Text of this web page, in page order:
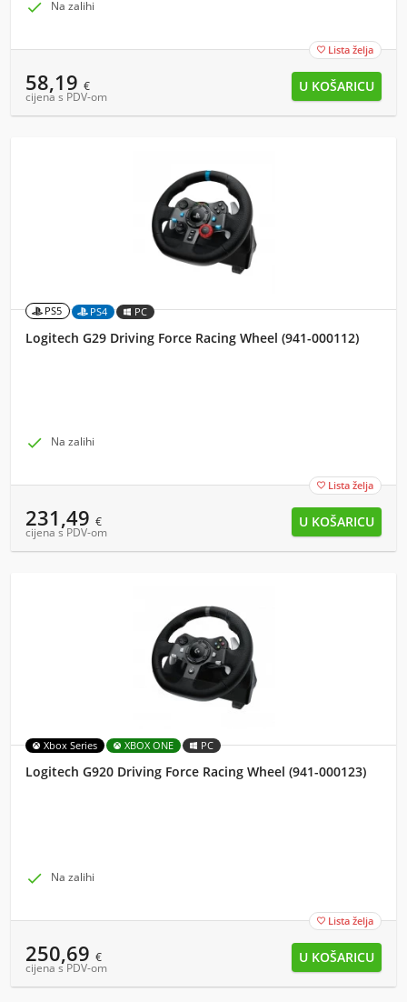
 Na zalihi
 Lista želja
58,19 €
cijena s PDV-om
PS5 PS4 PC
Logitech G29 Driving Force Racing Wheel (941-000112)
 Na zalihi
 Lista želja
231,49 €
cijena s PDV-om
Xbox Series XBOX ONE PC
Logitech G920 Driving Force Racing Wheel (941-000123)
 Na zalihi
 Lista želja
250,69 €
cijena s PDV-om